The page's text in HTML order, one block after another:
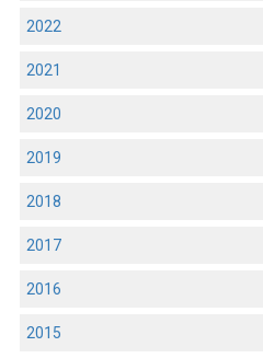
2022
2021
2020
2019
2018
2017
2016
2015